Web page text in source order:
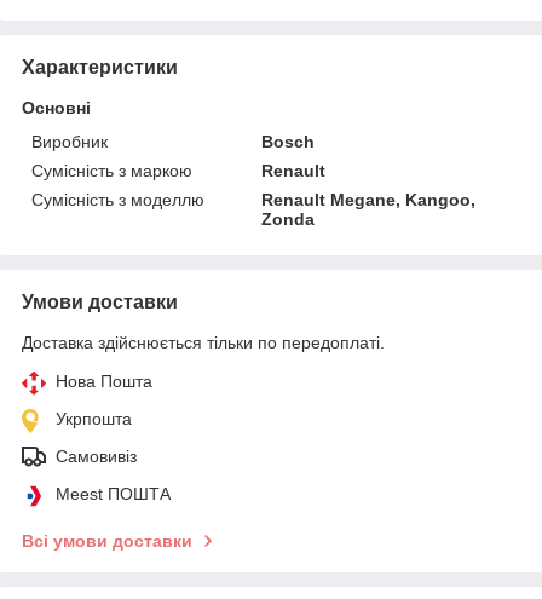
Характеристики
Основні
Виробник
Bosch
Сумісність з маркою
Renault
Сумісність з моделлю
Renault Megane, Kangoo,
Zonda
Умови доставки
Доставка здійснюється тільки по передоплаті.
Нова Пошта
Укрпошта
Самовивіз
Meest ПОШТА
Всі умови доставки